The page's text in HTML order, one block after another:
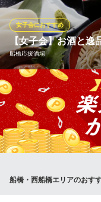
お酒をご堪能いただけ
談ください。シーンに
スミビトケムリ 船
船橋もつ焼き専門店
京成本線京成船橋駅
千葉県船橋市本町4-41-25
【女子会】お酒と逸
船橋応援酒場
女子会におすすめ
【豊富なメニュー】女
す。コースのご利用で
限定クーポンで２時間
す♪少人数様でも使える
ーポンページをご覧下さ
和風居酒屋
船橋・西船橋エリアのおす